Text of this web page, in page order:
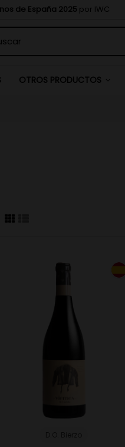
de España 2025 por IWC
OTROS PRODUCTOS